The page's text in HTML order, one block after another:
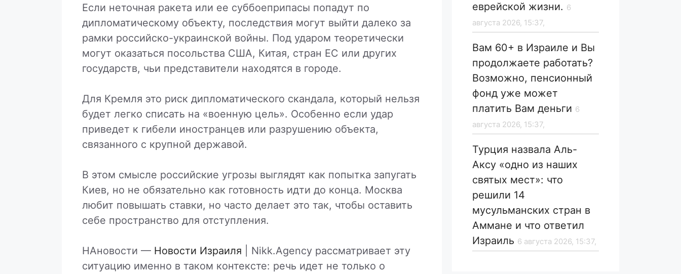
Если неточная ракета или ее суббоеприпасы попадут по
дипломатическому объекту, последствия могут выйти далеко за
рамки российско-украинской войны. Под ударом теоретически
могут оказаться посольства США, Китая, стран ЕС или других
государств, чьи представители находятся в городе.
Для Кремля это риск дипломатического скандала, который нельзя
будет легко списать на «военную цель». Особенно если удар
приведет к гибели иностранцев или разрушению объекта,
связанного с крупной державой.
В этом смысле российские угрозы выглядят как попытка запугать
Киев, но не обязательно как готовность идти до конца. Москва
любит повышать ставки, но часто делает это так, чтобы оставить
себе пространство для отступления.
НАновости — Новости Израиля | Nikk.Agency рассматривает эту
ситуацию именно в таком контексте: речь идет не только о
еврейской жизни. 6
августа 2026, 15:37,
Вам 60+ в Израиле и Вы
продолжаете работать?
Возможно, пенсионный
фонд уже может
платить Вам деньги 6
августа 2026, 15:37,
Турция назвала Аль-
Аксу «одно из наших
святых мест»: что
решили 14
мусульманских стран в
Аммане и что ответил
Израиль 6 августа 2026, 15:37,